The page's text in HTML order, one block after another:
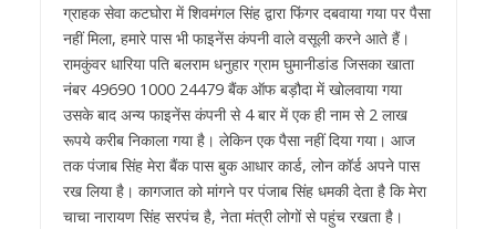
ग्राहक सेवा कटघोरा में शिवमंगल सिंह द्वारा फिंगर दबवाया गया पर पैसा
नहीं मिला, हमारे पास भी फाइनेंस कंपनी वाले वसूली करने आते हैं।
रामकुंवर धारिया पति बलराम धनुहार ग्राम घुमानीडांड जिसका खाता
नंबर 49690 1000 24479 बैंक ऑफ बड़ौदा में खोलवाया गया
उसके बाद अन्य फाइनेंस कंपनी से 4 बार में एक ही नाम से 2 लाख
रूपये करीब निकाला गया है। लेकिन एक पैसा नहीं दिया गया। आज
तक पंजाब सिंह मेरा बैंक पास बुक आधार कार्ड, लोन कॉर्ड अपने पास
रख लिया है। कागजात को मांगने पर पंजाब सिंह धमकी देता है कि मेरा
चाचा नारायण सिंह सरपंच है, नेता मंत्री लोगों से पहुंच रखता है।